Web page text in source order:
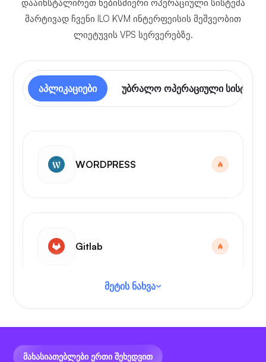
დააინსტალირეთ ნებისმიერი ოპერაციული სისტემა
მარტივად ჩვენი ILO KVM ინტერფეისის მეშვეობით
ლიეტუვის VPS სერვერებზე.
აპლიკაციები უბრალო ოპერაციული სისტემა
WORDPRESS
Gitlab
VS კოდი
მეტის ნახვა
ᲛᲐᲮᲐᲡᲘᲐᲗᲔᲑᲚᲔᲑᲘ ᲔᲠᲗᲘ ᲨᲔᲮᲔᲓᲕᲘᲗ